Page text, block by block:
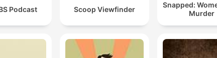
Podcast Scoop Viewfinder
Snapped:
Murder